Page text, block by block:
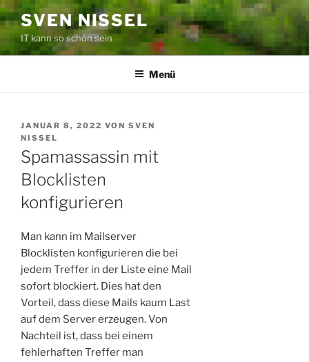
Zum
Inhalt
springen
SVEN NISSEL
IT kann so schön sein
Menü
VERÖFFENTLICHT
AM
JANUAR 8, 2022 VON SVEN
NISSEL
Spamassassin mit
Blocklisten
konfigurieren
Man kann im Mailserver
Blocklisten konfigurieren die bei
jedem Treffer in der Liste eine Mail
sofort blockiert. Dies hat den
Vorteil, dass diese Mails kaum Last
auf dem Server erzeugen. Von
Nachteil ist, dass bei einem
fehlerhaften Treffer man